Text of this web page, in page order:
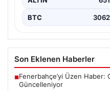
BTC
Son Eklenen Haberler
■Fenerbahçe’yi Üzen Haber:
Güncelleniyor